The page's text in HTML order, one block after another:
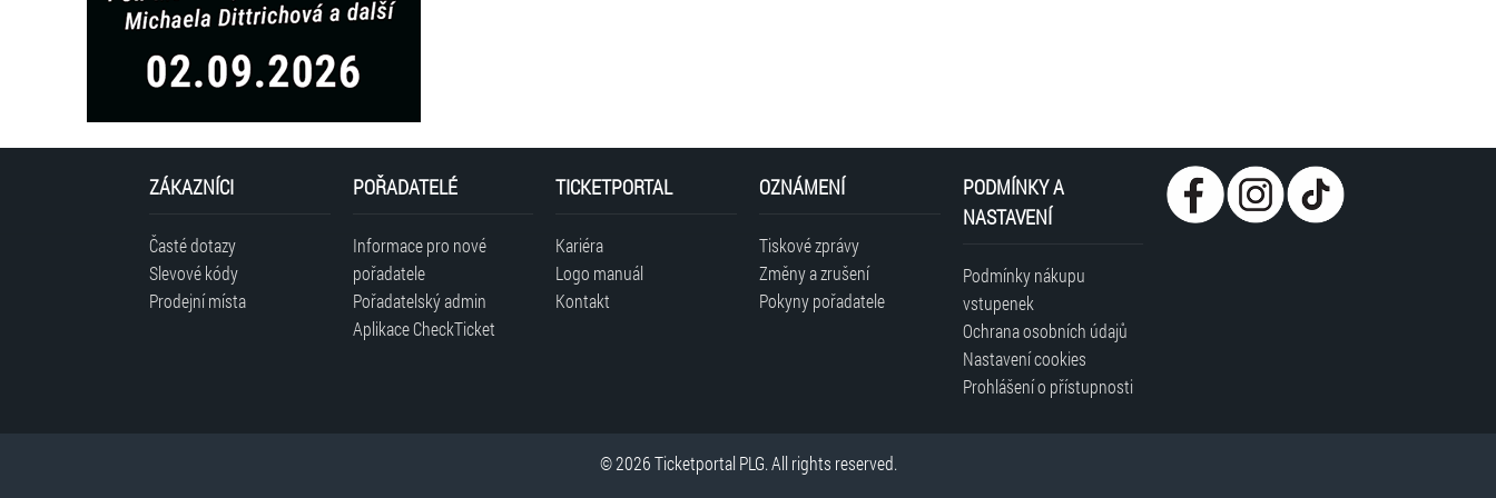
ZÁKAZNÍCI
Časté dotazy
Slevové kódy
Prodejní místa
POŘADATELÉ
Informace pro nové
pořadatele
Pořadatelský admin
Aplikace CheckTicket
TICKETPORTAL
Kariéra
Logo manuál
Kontakt
OZNÁMENÍ
Tiskové zprávy
Změny a zrušení
Pokyny pořadatele
PODMÍNKY A
NASTAVENÍ
Podmínky nákupu
vstupenek
Ochrana osobních údajů
Nastavení cookies
Prohlášení o přístupnosti
© 2026 Ticketportal PLG. All rights reserved.